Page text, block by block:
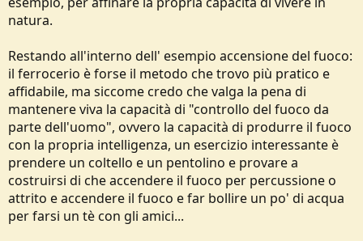
natura.
Restando all'interno dell' esempio accensione del fuoco:
il ferrocerio è forse il metodo che trovo più pratico e
affidabile, ma siccome credo che valga la pena di
mantenere viva la capacità di "controllo del fuoco da
parte dell'uomo", ovvero la capacità di produrre il fuoco
con la propria intelligenza, un esercizio interessante è
prendere un coltello e un pentolino e provare a
costruirsi di che accendere il fuoco per percussione o
attrito e accendere il fuoco e far bollire un po' di acqua
per farsi un tè con gli amici...